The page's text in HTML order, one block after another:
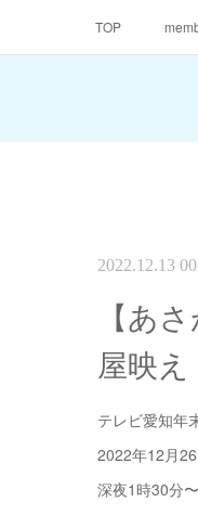
TOP
2022.12.13
【あ
屋映
テレビ愛知年
2022年12月
深夜1時30分